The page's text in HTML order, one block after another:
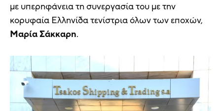
με υπερηφάνεια τη συνεργασία του με την
κορυφαία Ελληνίδα τενίστρια όλων των εποχών,
Μαρία Σάκκαρη.